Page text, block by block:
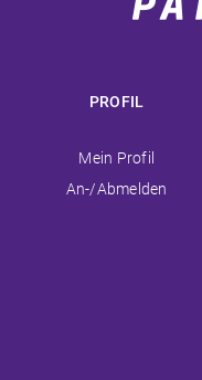
PROFIL
Navigation
überspringen
Mein Profil
An-/Abmelden